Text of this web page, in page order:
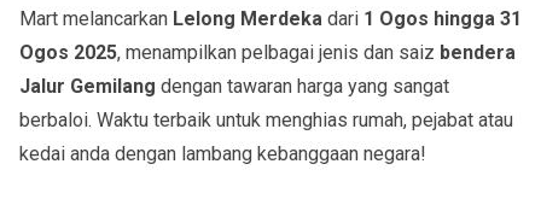
Mart melancarkan Lelong Merdeka dari 1 Ogos hingga 31
Ogos 2025, menampilkan pelbagai jenis dan saiz bendera
Jalur Gemilang dengan tawaran harga yang sangat
berbaloi. Waktu terbaik untuk menghias rumah, pejabat atau
kedai anda dengan lambang kebanggaan negara!